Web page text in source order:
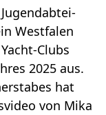
West­fa­len
Clubs
2025 aus.
hat
von Mika